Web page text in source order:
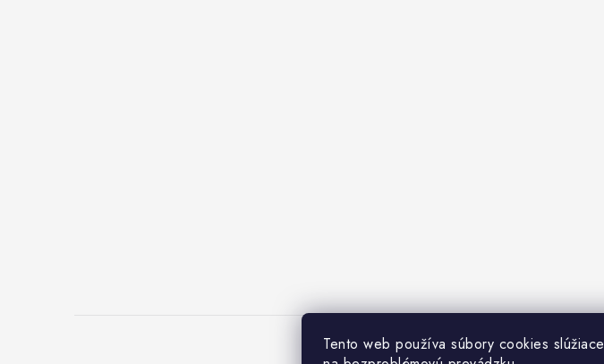
Tento web používa súbory cookies slúžiace